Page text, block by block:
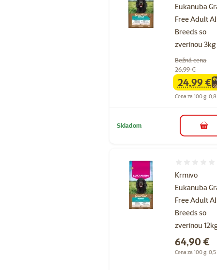
Eukanuba
Free Adult
Breeds so
zverinou 3kg
Bežná cena
26,99 €
family
24,99 €
Cena za 100 g:
Skladom do
Krmivo
Eukanuba
Free Adult
Breeds so
zverinou
Cena
64,90 €
Cena za 100 g: